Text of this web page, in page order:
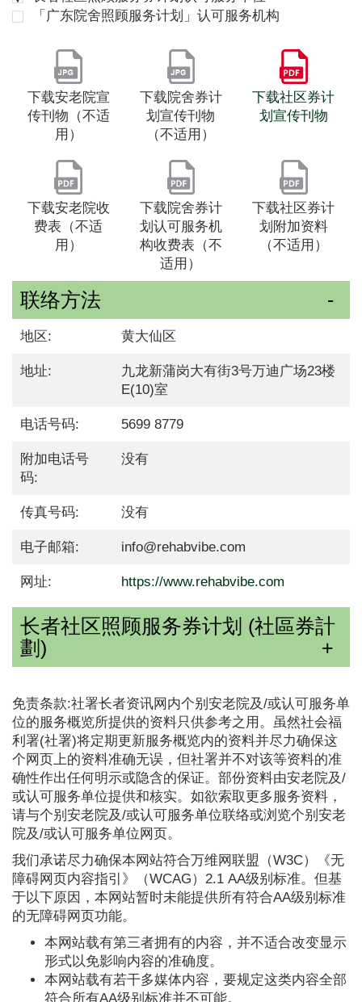
「广东院舍照顾服务计划」认可服务机构
下载安老院宣
传刊物（不适
用）
下载院舍券计
划宣传刊物
（不适用）
下载社区券计
划宣传刊物
下载安老院收
费表（不适
用）
下载院舍券计
划认可服务机
构收费表（不
适用）
下载社区券计
划附加资料
（不适用）
联络方法
地区: 黄大仙区
地址:
九龙新蒲岗大有街3号万迪广场23楼
E(10)室
电话号码: 5699 8779
附加电话号
码:
没有
传真号码: 没有
电子邮箱: info@rehabvibe.com
网址: https://www.rehabvibe.com
长者社区照顾服务券计划 (社區券計
劃)
免责条款:社署长者资讯网内个别安老院及/或认可服务单
位的服务概览所提供的资料只供参考之用。虽然社会福
利署(社署)将定期更新服务概览内的资料并尽力确保这
个网页上的资料准确无误，但社署并不对该等资料的准
确性作出任何明示或隐含的保证。部份资料由安老院及/
或认可服务单位提供和核实。如欲索取更多服务资料，
请与个别安老院及/或认可服务单位联络或浏览个别安老
院及/或认可服务单位网页。
我们承诺尽力确保本网站符合万维网联盟（W3C）《无
障碍网页内容指引》（WCAG）2.1 AA级别标准。但基
于以下原因，本网站暂时未能提供所有符合AA级别标准
的无障碍网页功能。
本网站载有第三者拥有的内容，并不适合改变显示
形式以免影响内容的准确度。
本网站载有若干多媒体内容，要规定这类内容全部
符合所有AA级别标准并不可能。